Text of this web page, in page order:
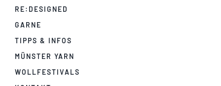
RE:DESIGNED
GARNE
TIPPS & INFOS
MÜNSTER YARN
WOLLFESTIVALS